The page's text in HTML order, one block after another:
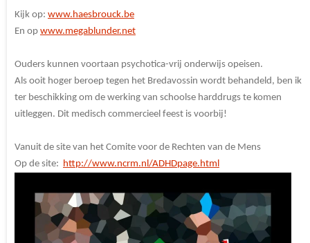
Kijk op: www.haesbrouck.be
En op www.megablunder.net
Ouders kunnen voortaan psychotica-vrij onderwijs opeisen.
Als ooit hoger beroep tegen het Bredavossin wordt behandeld, ben ik
ter beschikking om de werking van schoolse harddrugs te komen
uitleggen. Dit medisch commercieel feest is voorbij!
Vanuit de site van het Comite voor de Rechten van de Mens
Op de site: http://www.ncrm.nl/ADHDpage.html